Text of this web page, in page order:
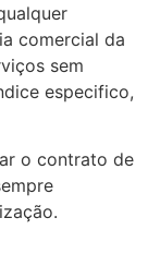
comercial da
sem
especifico,
o contrato de